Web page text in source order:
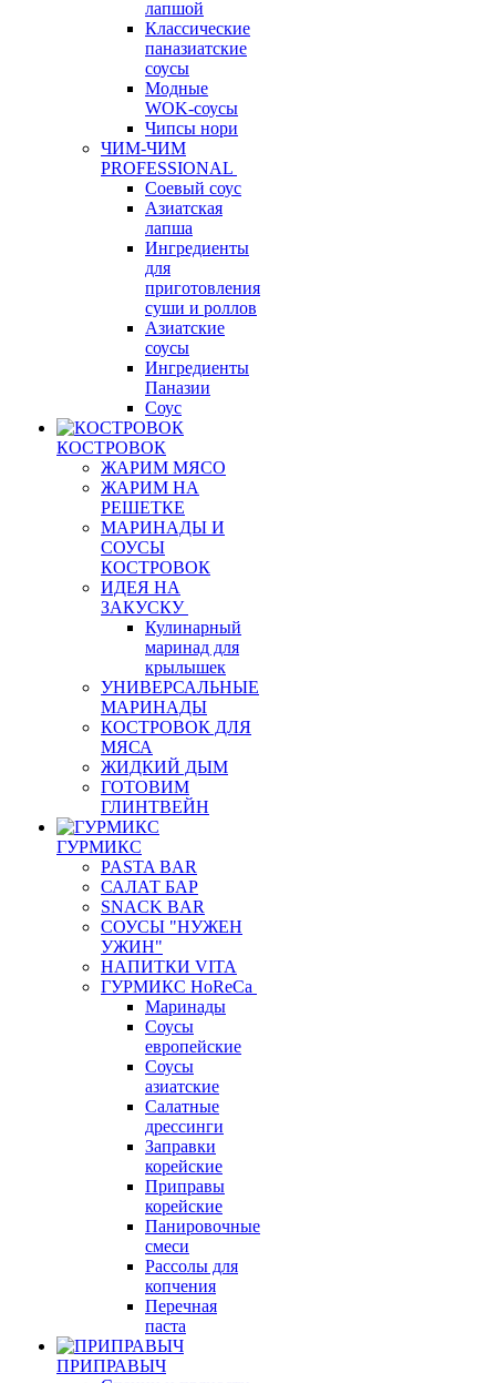
лапшой
Классические
паназиатские
соусы
Модные
WOK-соусы
Чипсы нори
ЧИМ-ЧИМ
PROFESSIONAL
Соевый соус
Азиатская
лапша
Ингредиенты
для
приготовления
суши и роллов
Азиатские
соусы
Ингредиенты
Паназии
Соус
КОСТРОВОК
ЖАРИМ МЯСО
ЖАРИМ НА
РЕШЕТКЕ
МАРИНАДЫ И
СОУСЫ
КОСТРОВОК
ИДЕЯ НА
ЗАКУСКУ
Кулинарный
маринад для
крылышек
УНИВЕРСАЛЬНЫЕ
МАРИНАДЫ
КОСТРОВОК ДЛЯ
МЯСА
ЖИДКИЙ ДЫМ
ГОТОВИМ
ГЛИНТВЕЙН
ГУРМИКС
PASTA BAR
САЛАТ БАР
SNACK BAR
СОУСЫ "НУЖЕН
УЖИН"
НАПИТКИ VITA
ГУРМИКС HoReCa
Маринады
Соусы
европейские
Соуcы
азиатские
Салатные
дрессинги
Заправки
корейские
Приправы
корейские
Панировочные
смеси
Рассолы для
копчения
Перечная
паста
ПРИПРАВЫЧ